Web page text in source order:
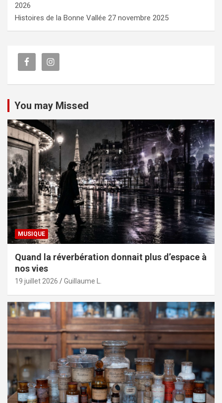
2026
Histoires de la Bonne Vallée 27 novembre 2025
You may Missed
MUSIQUE
Quand la réverbération donnait plus d’espace à
nos vies
19 juillet 2026 Guillaume L.